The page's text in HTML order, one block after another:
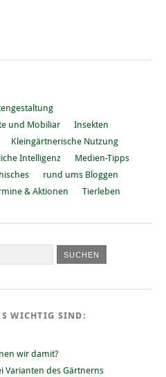
und Mobiliar
Insekten
Kleingärtnerische Nutzung
Intelligenz
Medien-Tipps
rund ums Bloggen
& Aktionen Tierleben
WICHTIG SIND:
wir damit?
Varianten des Gärtnerns